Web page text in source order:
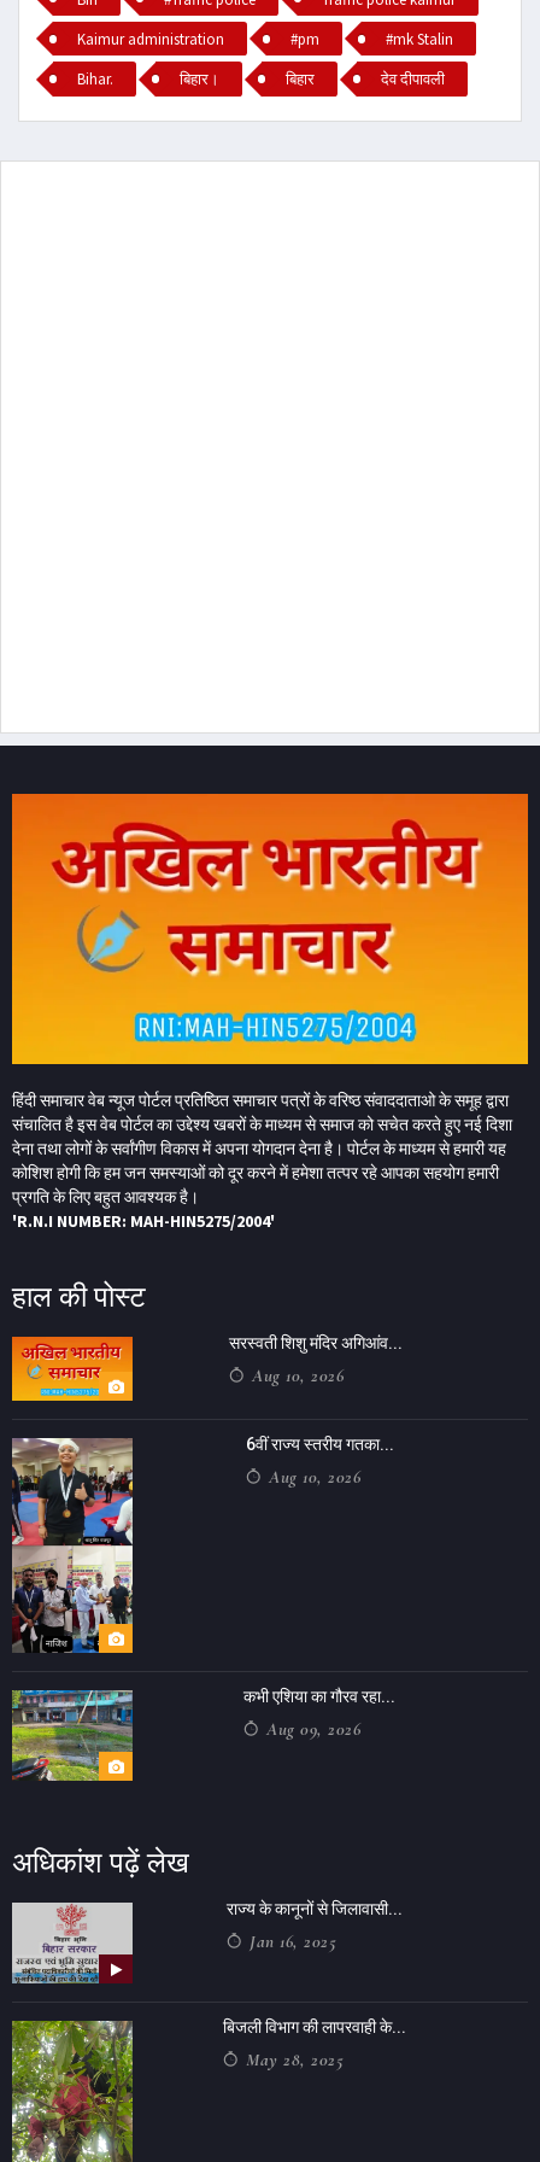
Kaimur administration
#pm
#mk Stalin
Bihar.
बिहार। बिहार देव दीपावली
हिंदी समाचार वेब न्यूज पोर्टल प्रतिष्ठित समाचार पत्रों के वरिष्ठ संवाददाताओ के समूह द्वारा
संचालित है इस वेब पोर्टल का उद्देश्य खबरों के माध्यम से समाज को सचेत करते हुए नई दिशा
देना तथा लोगों के सर्वांगीण विकास में अपना योगदान देना है। पोर्टल के माध्यम से हमारी यह
कोशिश होगी कि हम जन समस्याओं को दूर करने में हमेशा तत्पर रहे आपका सहयोग हमारी
प्रगति के लिए बहुत आवश्यक है।
'R.N.I NUMBER: MAH-HIN5275/2004'
हाल की पोस्ट
सरस्वती शिशु मंदिर अगिआंव...
Aug 10, 2026
6वीं राज्य स्तरीय गतका...
Aug 10, 2026
कभी एशिया का गौरव रहा...
Aug 09, 2026
अधिकांश पढ़ें लेख
राज्य के कानूनों से जिलावासी...
Jan 16, 2025
बिजली विभाग की लापरवाही के...
May 28, 2025